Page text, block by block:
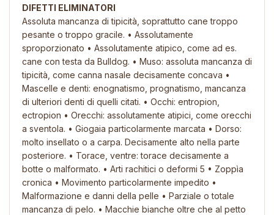
DIFETTI ELIMINATORI
Assoluta mancanza di tipicità, soprattutto cane troppo
pesante o troppo gracile. • Assolutamente
sproporzionato • Assolutamente atipico, come ad es.
cane con testa da Bulldog. • Muso: assoluta mancanza di
tipicità, come canna nasale decisamente concava •
Mascelle e denti: enognatismo, prognatismo, mancanza
di ulteriori denti di quelli citati. • Occhi: entropion,
ectropion • Orecchi: assolutamente atipici, come orecchi
a sventola. • Giogaia particolarmente marcata • Dorso:
molto insellato o a carpa. Decisamente alto nella parte
posteriore. • Torace, ventre: torace decisamente a
botte o malformato. • Arti rachitici o deformi 5 • Zoppìa
cronica • Movimento particolarmente impedito •
Malformazione e danni della pelle • Parziale o totale
mancanza di pelo. • Macchie bianche oltre che al petto